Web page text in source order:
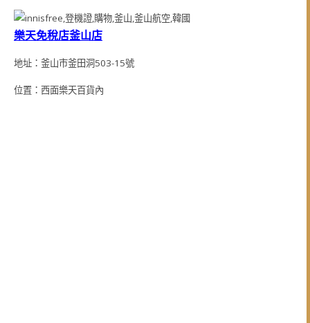
樂天免稅店釜山店
地址：釜山市釜田洞503-15號
位置：西面樂天百貨內